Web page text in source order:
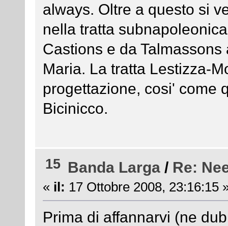
always. Oltre a questo si
nella tratta
Castions e da
Maria. La tratta Lestizza-
progettazione, cosi' come
Bicinicco.
15 Banda Larga / Re:
« il: 17 Ottobre 2008, 23:16:15
Prima di affannarvi (ne